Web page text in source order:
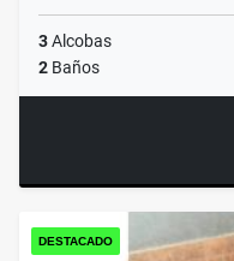
3Alcobas
2 Baños
DESTACADO